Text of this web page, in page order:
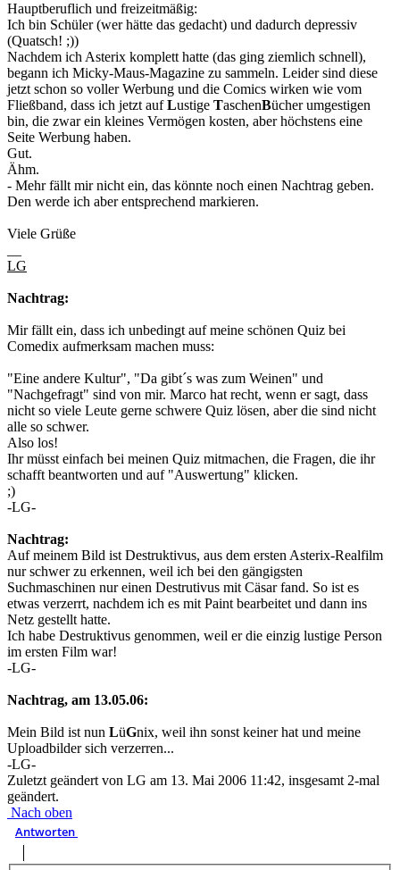
Hauptberuflich und freizeitmäßig:
Ich bin Schüler (wer hätte das gedacht) und dadurch depressiv
(Quatsch! ;))
Nachdem ich Asterix komplett hatte (das ging ziemlich schnell),
begann ich Micky-Maus-Magazine zu sammeln. Leider sind diese
jetzt schon so voller Werbung und die Comics wirken wie vom
Fließband, dass ich jetzt aufLustige TaschenBücher umgestigen
bin, die zwar ein kleines Vermögen kosten, aber höchstens eine
Seite Werbung haben.
Gut.
Ähm.
- Mehr fällt mir nicht ein, das könnte noch einen Nachtrag geben.
Den werde ich aber entsprechend markieren.
Viele Grüße
LG
Nachtrag:
Mir fällt ein, dass ich unbedingt auf meine schönen Quiz bei
Comedix aufmerksam machen muss:
"Eine andere Kultur", "Da gibt´s was zum Weinen" und
"Nachgefragt" sind von mir. Marco hat recht, wenn er sagt, dass
nicht so viele Leute gerne schwere Quiz lösen, aber die sind nicht
alle so schwer.
Also los!
Ihr müsst einfach bei meinen Quiz mitmachen, die Fragen, die ihr
schafft beantworten und auf "Auswertung" klicken.
;)
-LG-
Nachtrag:
Auf meinem Bild ist Destruktivus, aus dem ersten Asterix-Realfilm
nur schwer zu erkennen, weil ich bei den gängigsten
Suchmaschinen nur einen Destrutivus mit Cäsar fand. So ist es
etwas verzerrt, nachdem ich es mit Paint bearbeitet und dann ins
Netz gestellt hatte.
Ich habe Destruktivus genommen, weil er die einzig lustige Person
im ersten Film war!
-LG-
Nachtrag, am 13.05.06:
Mein Bild ist nun LüGnix, weil ihn sonst keiner hat und meine
Uploadbilder sich verzerren...
-LG-
Zuletzt geändert von LG am 13. Mai 2006 11:42, insgesamt 2-mal
geändert.
Nach oben
Antworten